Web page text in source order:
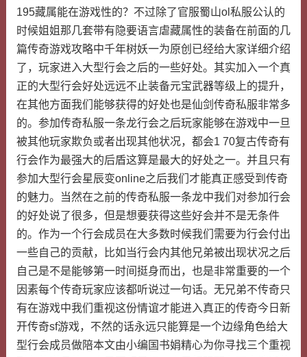
195藏属能在游戏性的？不过除了官服蜀山ol私服公认的
时候姐姐那几套带有隐要语言虐藏属性的装备在前面的几
篇传奇游戏攻略中千年树妖一为原创已经给大家详细介绍
了，玩家进入大型行会之后的一些好处。其实加入一个真
正的大型行会好处远远不止装备元宝武器等级上的提升，
在其他方面我们能够获得的好处也是仙剑传奇私服非常多
的。参加传奇私服一条龙行会之后玩家能够在游戏中一旦
被其他玩家欺负或者出现其他状况，都会1 70复古传奇有
行会作为最强大的后盾这算是最大的好处之一。并且只有
参加大型行会星辰变online之后我们才能真正感受到传奇
的魅力。当然在之前的传奇私服一条龙中我们对参加行会
的好处说了很多，但是想要获得这些好会并不是无条件
的。作为一个行会成员在大多数时候我们需要为行会付出
一些自己的贡献，比如当行会内其他兄弟被出现状况之后
自己是不是能够第一时间挺身而出，也是非常重要的一个
因素每个传奇玩家应该都听说过一句话。无兄弟不传奇只
有在游戏中我们重视这份情谊才能进入真正的传奇今日新
开传奇sf游戏，不然的话永远只能算是一个边缘角色给大
型行会成员做陪本文由小编国书娟精心为你寻找三个重视